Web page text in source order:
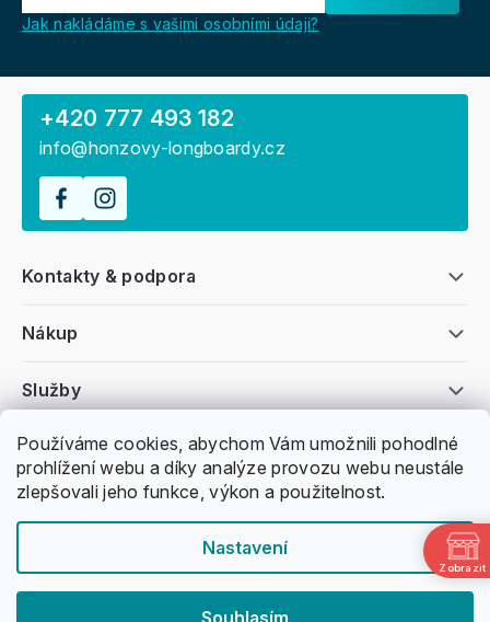
Používáme cookies, abychom Vám umožnili pohodlné
prohlížení webu a díky analýze provozu webu neustále
zlepšovali jeho funkce, výkon a použitelnost.
Nastavení
Souhlasím
Jak nakládáme s vašimi osobními údaji?
Všeobecné informace
Nákup
Kontakty & podpora
Služby
+420 777 493 182
info@honzovy-longboardy.cz
Zobrazit